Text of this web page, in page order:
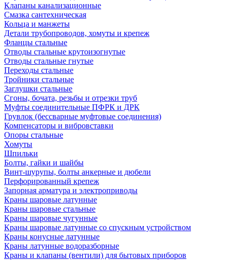
Клапаны канализационные
Смазка сантехническая
Кольца и манжеты
Детали трубопроводов, хомуты и крепеж
Фланцы стальные
Отводы стальные крутоизогнутые
Отводы стальные гнутые
Переходы стальные
Тройники стальные
Заглушки стальные
Сгоны, бочата, резьбы и отрезки труб
Муфты соединительные ПФРК и ДРК
Грувлок (бессварные муфтовые соединения)
Компенсаторы и вибровставки
Опоры стальные
Хомуты
Шпильки
Болты, гайки и шайбы
Винт-шурупы, болты анкерные и дюбели
Перфорированный крепеж
Запорная арматура и электроприводы
Краны шаровые латунные
Краны шаровые стальные
Краны шаровые чугунные
Краны шаровые латунные со спускным устройством
Краны конусные латунные
Краны латунные водоразборные
Краны и клапаны (вентили) для бытовых приборов